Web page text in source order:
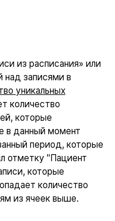
из расписания» или
над записями в
уникальных
количество
которые
в данный момент
период, которые
отметку "Пациент
которые
количество
из ячеек выше.